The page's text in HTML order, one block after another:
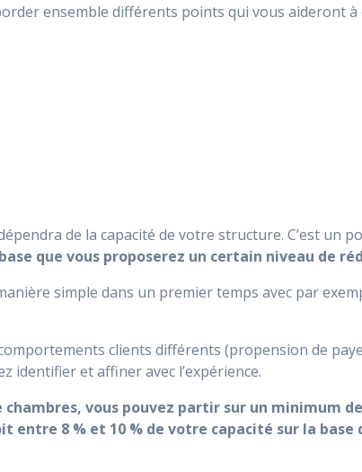
ensemble différents points qui vous aideront à
de la capacité de votre structure. C’est un
que vous proposerez un certain niveau de
simple dans un premier temps avec par
clients différents (propension de
identifier et affiner avec l’expérience.
vous pouvez partir sur un minimum
entre 8 % et 10 % de votre capacité sur la base
Bienvenue sur J'affiche
vous êtes libre de recevoir
management pour
Pour votre activité d'hébergement touristique,
comment :
revenue management
- Suivre simplement votre activité pour